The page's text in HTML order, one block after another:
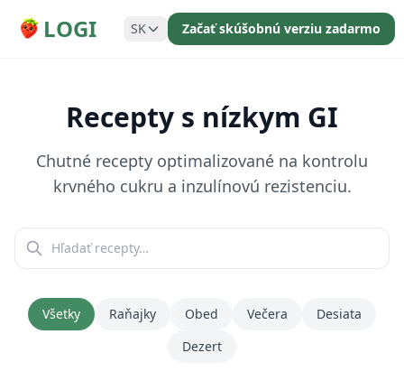
LOGI SK Začať skúšobnú verziu zadarmo
Recepty s nízkym GI
Chutné recepty optimalizované na kontrolu
krvného cukru a inzulínovú rezistenciu.
Všetky Raňajky Obed Večera
Desiata
Dezert